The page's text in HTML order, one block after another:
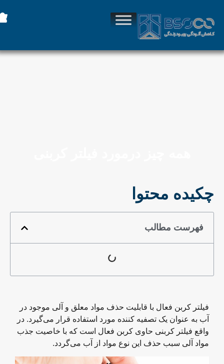
چکیده محتوا
فهرست مطالب
فیلتر کربن فعال با قابلیت حذف مواد معلق و آلی موجود در
آب به عنوان یک تصفیه کننده مورد استفاده قرار می‌گیرد. در
واقع فیلتر کربنی حاوی کربن فعال است که با خاصیت جذب
مواد آلی سبب حذف این نوع مواد از آب می‌گردد.